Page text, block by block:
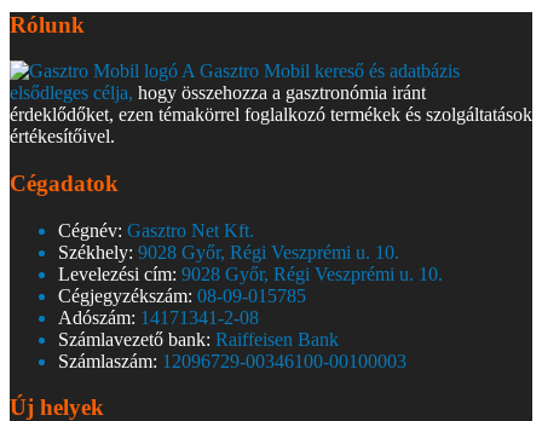
Rólunk
A Gasztro Mobil kereső és adatbázis
elsődleges célja, hogy összehozza a gasztronómia iránt
érdeklődőket, ezen témakörrel foglalkozó termékek és szolgáltatások
értékesítőivel.
Cégadatok
Cégnév: Gasztro Net Kft.
Székhely: 9028 Győr, Régi Veszprémi u. 10.
Levelezési cím: 9028 Győr, Régi Veszprémi u. 10.
Cégjegyzékszám: 08-09-015785
Adószám: 14171341-2-08
Számlavezető bank: Raiffeisen Bank
Számlaszám: 12096729-00346100-00100003
Új helyek